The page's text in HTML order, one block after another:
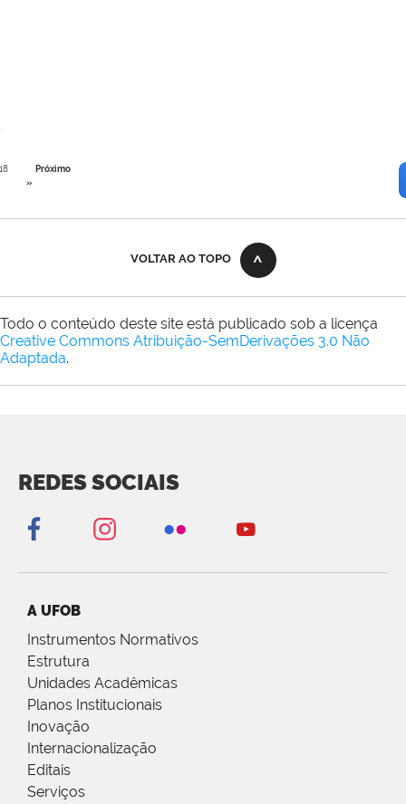
Próximo
»
VOLTAR AO TOPO
Todo o conteúdo deste site está publicado sob a licença
Creative Commons Atribuição-SemDerivações 3.0 Não
Adaptada.
REDES SOCIAIS
A UFOB
Instrumentos Normativos
Estrutura
Unidades Acadêmicas
Planos Institucionais
Inovação
Internacionalização
Editais
Serviços